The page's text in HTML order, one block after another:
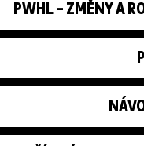
PWHL – ZMĚNY A